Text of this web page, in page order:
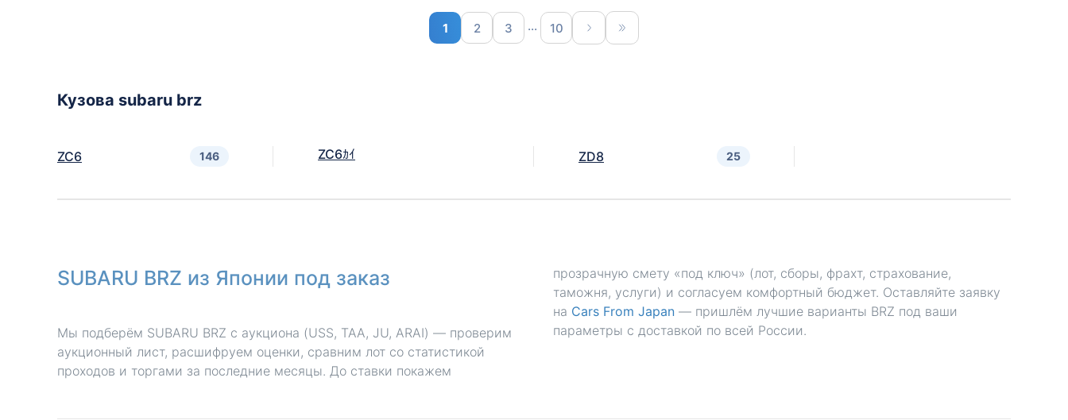
1 2 3 ... 10
Кузова subaru brz
ZC6 146 ZC6ｶｲ ZD8 25
SUBARU BRZ из Японии под заказ
Мы подберём SUBARU BRZ с аукциона (USS, TAA, JU, ARAI) — проверим
аукционный лист, расшифруем оценки, сравним лот со статистикой
проходов и торгами за последние месяцы. До ставки покажем
прозрачную смету «под ключ» (лот, сборы, фрахт, страхование,
таможня, услуги) и согласуем комфортный бюджет. Оставляйте заявку
на Cars From Japan — пришлём лучшие варианты BRZ под ваши
параметры с доставкой по всей России.